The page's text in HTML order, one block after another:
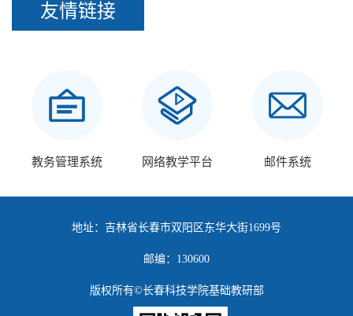
友情链接
教务管理系统 网络教学平台 邮件系统
地址：吉林省长春市双阳区东华大街1699号
邮编：130600
版权所有©长春科技学院基础教研部